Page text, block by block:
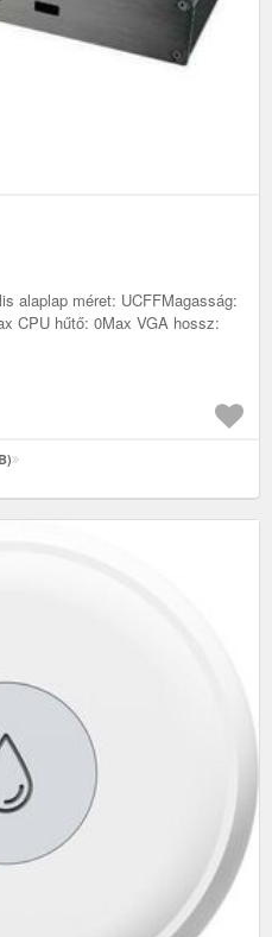
alaplap méret: UCFFMagasság:
CPU hűtő: 0Max VGA hossz: